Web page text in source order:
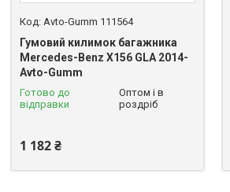
Avto-Gumm 111564
Гумовий килимок багажника
Mercedes-Benz X156 GLA 2014-
Avto-Gumm
Готово до
відправки
Оптом і в
роздріб
1 182 ₴